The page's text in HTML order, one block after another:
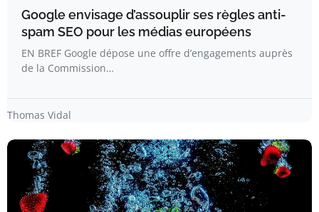
Google envisage d’assouplir ses règles anti-
spam SEO pour les médias européens
EN BREF Google dépose une offre d’engagements auprès
de la Commission…
Thomas Vidal